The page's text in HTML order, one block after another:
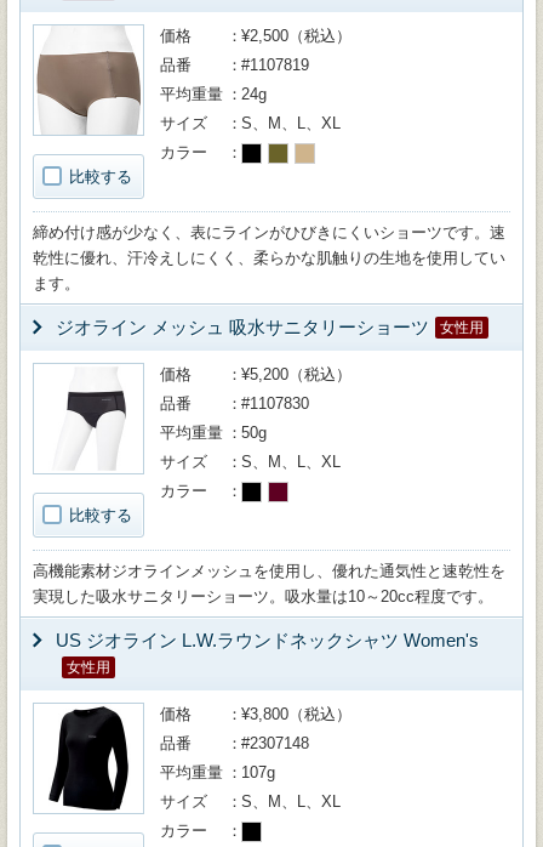
比較する
価格
¥2,500（税込）
品番
#1107819
平均重量
24g
サイズ
S、M、L、XL
カラー
締め付け感が少なく、表にラインがひびきにくいショーツです。速
乾性に優れ、汗冷えしにくく、柔らかな肌触りの生地を使用してい
ます。
ジオライン メッシュ 吸水サニタリーショーツ 女性用
比較する
価格
¥5,200（税込）
品番
#1107830
平均重量
50g
サイズ
S、M、L、XL
カラー
高機能素材ジオラインメッシュを使用し、優れた通気性と速乾性を
実現した吸水サニタリーショーツ。吸水量は10～20cc程度です。
US ジオライン L.W.ラウンドネックシャツ Women's
女性用
価格
¥3,800（税込）
品番
#2307148
平均重量
107g
サイズ
S、M、L、XL
カラー